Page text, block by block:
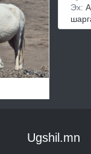
Эх:
Ugshil.mn